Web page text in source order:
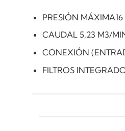
PRESIÓN MÁXIMA16
CAUDAL 5,23 M3/
CONEXIÓN
FILTROS